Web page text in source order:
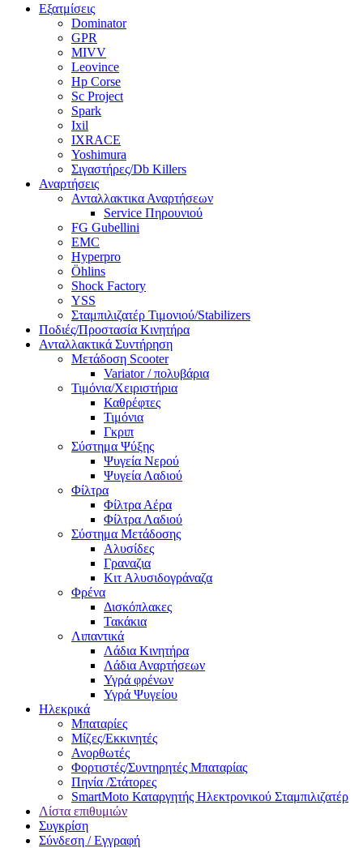
Εξατμίσεις
Dominator
GPR
MIVV
Leovince
Hp Corse
Sc Project
Spark
Ixil
IXRACE
Yoshimura
Σιγαστήρες/Db Killers
Αναρτήσεις
Ανταλλακτικα Αναρτήσεων
Service Πηρουνιού
FG Gubellini
EMC
Hyperpro
Öhlins
Shock Factory
YSS
Σταμπιλιζατέρ Τιμονιού/Stabilizers
Ποδιές/Προστασία Κινητήρα
Ανταλλακτικά Συντήρηση
Μετάδοση Scooter
Variator / πολυβάρια
Τιμόνια/Χειριστήρια
Καθρέφτες
Τιμόνια
Γκριπ
Σύστημα Ψύξης
Ψυγεία Νερού
Ψυγεία Λαδιού
Φίλτρα
Φίλτρα Αέρα
Φίλτρα Λαδιού
Σύστημα Μετάδοσης
Αλυσίδες
Γραναζια
Κιτ Αλυσιδογράναζα
Φρένα
Δισκόπλακες
Τακάκια
Λιπαντικά
Λάδια Κινητήρα
Λάδια Αναρτήσεων
Υγρά φρένων
Υγρά Ψυγείου
Ηλεκρικά
Μπαταρίες
Μίζες/Εκκινητές
Ανορθωτές
Φορτιστές/Συντηρητές Μπαταρίας
Πηνία /Στάτορες
SmartMoto Καταργητής Ηλεκτρονικού Σταμπιλιζατέρ
Λίστα επιθυμιών
Συγκρίση
Σύνδεση / Εγγραφή